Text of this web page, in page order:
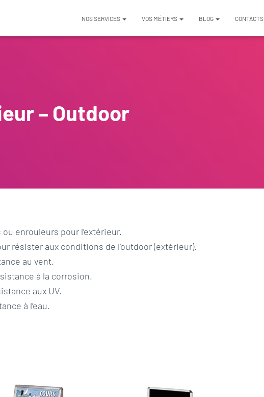
NOS SERVICES VOS MÉTIERS BLOG CONTACTS
– Outdoor
enrouleurs pour l’extérieur.
résister aux conditions de l’outdoor (extérieur).
au vent.
à la corrosion.
aux UV.
à l’eau.